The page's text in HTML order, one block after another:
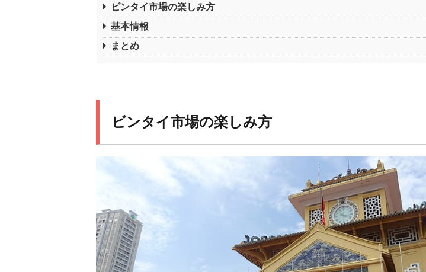
ビンタイ市場の楽しみ方
基本情報
まとめ
ビンタイ市場の楽しみ方